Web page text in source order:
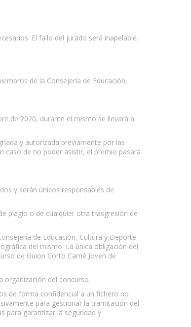
El fallo del jurado será inapelable.
de la Consejería de Educación,
de 2020, durante el mismo se llevará a
y autorizada previamente por las
caso de no poder asistir, el premio pasará
y serán únicos responsables de
plagio o de cualquier otra trasgresión de
de Educación, Cultura y Deporte
del mismo. La única obligación del
de Guion Corto Carné Joven de
organización del concurso.
de forma confidencial a un fichero no
para gestionar la tramitación del
para garantizar la seguridad y